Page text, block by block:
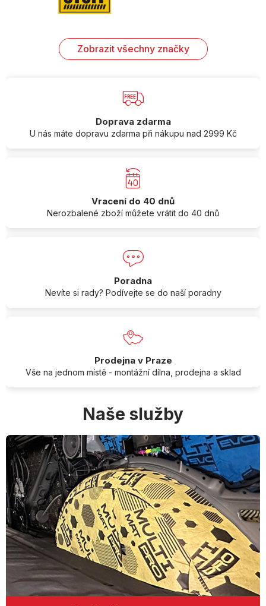
Zobrazit všechny značky
Doprava zdarma
U nás máte dopravu zdarma při nákupu nad 2999 Kč
Vracení do 40 dnů
Nerozbalené zboží můžete vrátit do 40 dnů
Poradna
Nevíte si rady? Podívejte se do naší poradny
Prodejna v Praze
Vše na jednom místě - montážní dílna, prodejna a sklad
Naše služby